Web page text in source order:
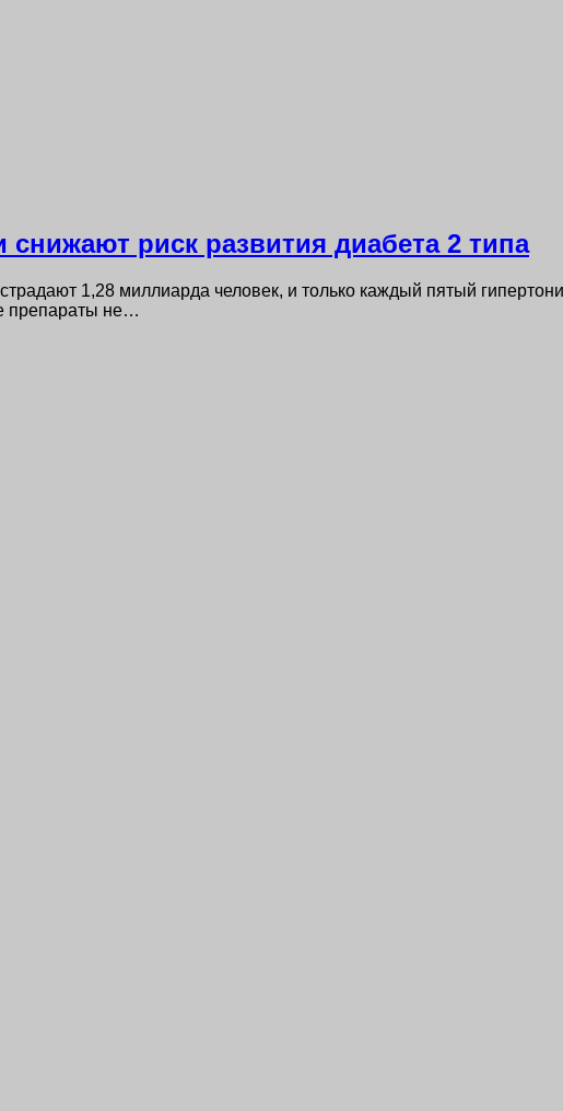
риск развития диабета 2 типа
1,28 миллиарда человек, и только каждый пятый
препараты не…